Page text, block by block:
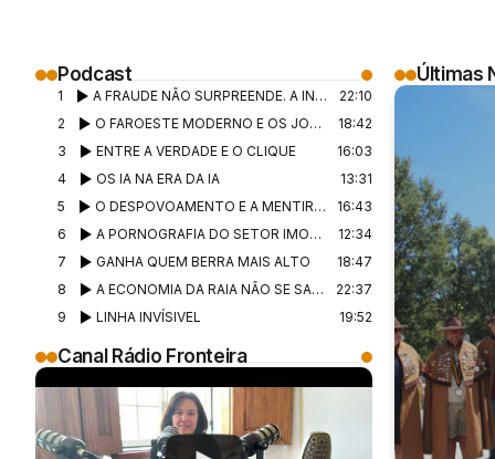
Podcast
1 A FRAUDE NÃO SURPREENDE. A INGENUIDADE SIM
22:10
2
O FAROESTE MODERNO E OS JOHN WESLEY HARDIN DA VIDA
18:42
3
ENTRE A VERDADE E O CLIQUE
16:03
4
OS IA NA ERA DA IA
13:31
5
O DESPOVOAMENTO E A MENTIRA CONFORTÁVEL DO INTERIOR
16:43
6
A PORNOGRAFIA DO SETOR IMOBILIÁRIO.
12:34
7
GANHA QUEM BERRA MAIS ALTO
18:47
8
A ECONOMIA DA RAIA NÃO SE SALVA COM RESIGNAÇÃO
22:37
9
LINHA INVÍSIVEL 19:52
Canal Rádio Fronteira
Últimas